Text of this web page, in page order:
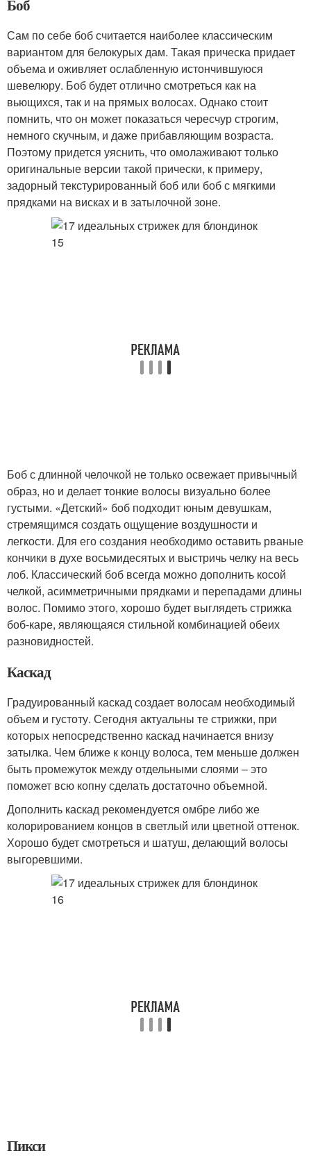
Боб
Сам по себе боб считается наиболее классическим
вариантом для белокурых дам. Такая прическа придает
объема и оживляет ослабленную истончившуюся
шевелюру. Боб будет отлично смотреться как на
вьющихся, так и на прямых волосах. Однако стоит
помнить, что он может показаться чересчур строгим,
немного скучным, и даже прибавляющим возраста.
Поэтому придется уяснить, что омолаживают только
оригинальные версии такой прически, к примеру,
задорный текстурированный боб или боб с мягкими
прядками на висках и в затылочной зоне.
Боб с длинной челочкой не только освежает привычный
образ, но и делает тонкие волосы визуально более
густыми. «Детский» боб подходит юным девушкам,
стремящимся создать ощущение воздушности и
легкости. Для его создания необходимо оставить рваные
кончики в духе восьмидесятых и выстричь челку на весь
лоб. Классический боб всегда можно дополнить косой
челкой, асимметричными прядками и перепадами длины
волос. Помимо этого, хорошо будет выглядеть стрижка
боб-каре, являющаяся стильной комбинацией обеих
разновидностей.
Каскад
Градуированный каскад создает волосам необходимый
объем и густоту. Сегодня актуальны те стрижки, при
которых непосредственно каскад начинается внизу
затылка. Чем ближе к концу волоса, тем меньше должен
быть промежуток между отдельными слоями – это
поможет всю копну сделать достаточно объемной.
Дополнить каскад рекомендуется омбре либо же
колорированием концов в светлый или цветной оттенок.
Хорошо будет смотреться и шатуш, делающий волосы
выгоревшими.
Пикси